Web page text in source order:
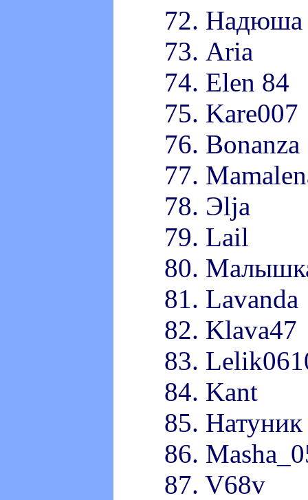
72. Надюша
73. Aria
74. Elen 84
75. Kare007
76. Bonanza
77.
78. Эlja
79. Lail
80.
81. Lavanda
82. Klava47
83.
84. Kant
85. Натуник
86.
87. V68v